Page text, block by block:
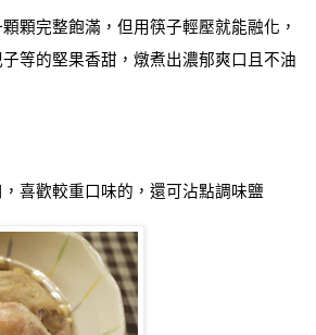
顆完整飽滿，但用筷子輕壓就能融化，
等的堅果香甜，燉煮出濃郁爽口且不油
喜歡較重口味的，還可沾點調味鹽